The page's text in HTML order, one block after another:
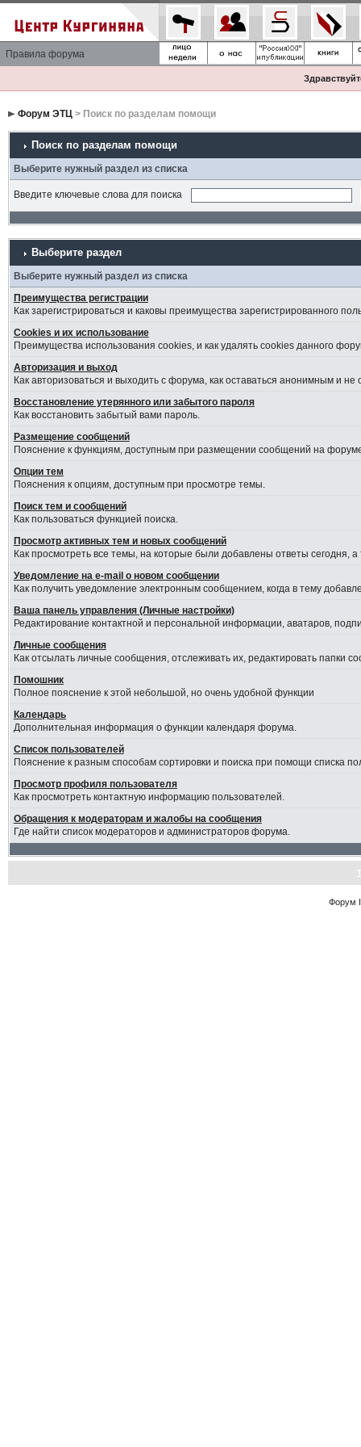
Правила форума
Форум ЭТЦ> Поиск по разделам помощи
Поиск по разделам помощи
Выберите нужный раздел из списка
Введите ключевые слова для поиска
Выберите раздел
Выберите нужный раздел из списка
Преимущества регистрации
Как зарегистрироваться и каковы преимущества зарегистрированного
Cookies и их использование
Преимущества использования cookies, и как удалять cookies данного
Авторизация и выход
Как авторизоваться и выходить с форума, как оставаться анонимным и
Восстановление утерянного или забытого пароля
Как восстановить забытый вами пароль.
Размещение сообщений
Пояснение к функциям, доступным при размещении сообщений на
Опции тем
Пояснения к опциям, доступным при просмотре темы.
Поиск тем и сообщений
Как пользоваться функцией поиска.
Просмотр активных тем и новых сообщений
Как просмотреть все темы, на которые были добавлены ответы сегодня,
Уведомление на е-mail о новом сообщении
Как получить уведомление электронным сообщением, когда в тему
Ваша панель управления (Личные настройки)
Редактирование контактной и персональной информации, аватаров,
Личные сообщения
Как отсылать личные сообщения, отслеживать их, редактировать папки
Помошник
Полное пояснение к этой небольшой, но очень удобной функции
Календарь
Дополнительная информация о функции календаря форума.
Список пользователей
Пояснение к разным способам сортировки и поиска при помощи списка
Просмотр профиля пользователя
Как просмотреть контактную информацию пользователей.
Обращения к модераторам и жалобы на сообщения
Где найти список модераторов и администраторов форума.
Форум